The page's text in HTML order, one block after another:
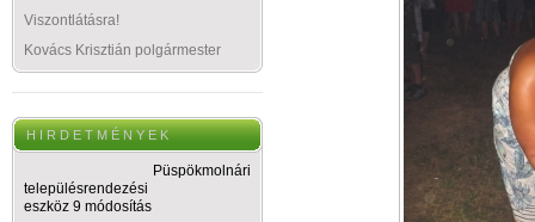
Viszontlátásra!
Kovács Krisztián polgármester
H I R D E T M É N Y E K
Püspökmolnári
településrendezési
eszköz 9 módosítás